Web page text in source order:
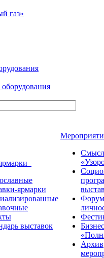
газ»
ярмарки
выставок
Форум
Архив